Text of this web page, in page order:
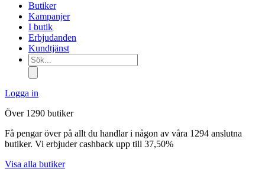
Butiker
Kampanjer
I butik
Erbjudanden
Kundtjänst
Sök...
Logga in
Över 1290 butiker
Få pengar över på allt du handlar i någon av våra 1294 anslutna
butiker. Vi erbjuder cashback upp till 37,50%
Visa alla butiker